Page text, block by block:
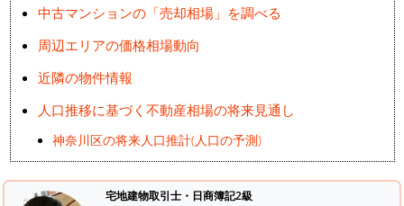
中古マンションの「売却相場」を調べる
周辺エリアの価格相場動向
近隣の物件情報
人口推移に基づく不動産相場の将来見通し
神奈川区の将来人口推計(人口の予測)
宅地建物取引士・日商簿記2級